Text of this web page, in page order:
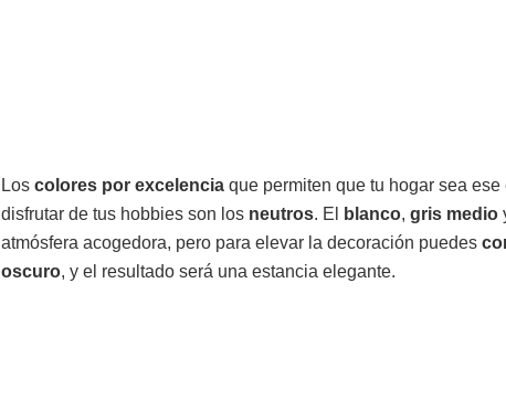
Los colores por excelencia que permiten que tu hogar sea
disfrutar de tus hobbies son los neutros. El blanco, gris medio
atmósfera acogedora, pero para elevar la decoración puedes
oscuro, y el resultado será una estancia elegante.